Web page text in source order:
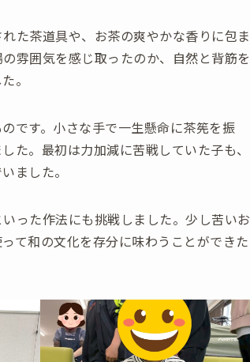
た茶道具や、お茶の爽やかな香りに包ま
雰囲気を感じ取ったのか、自然と背筋を
。
です。小さな手で一生懸命に茶筅を振
た。最初は力加減に苦戦していた子も、
ました。
った作法にも挑戦しました。少し苦いお
て和の文化を存分に味わうことができた